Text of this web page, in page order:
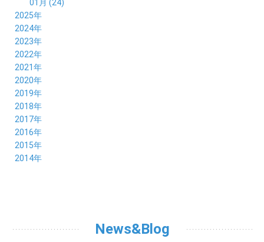
01月 (24)
2025年
12月 (14)
11月 (17)
10月 (21)
09月 (20)
08月 (20)
07月 (18)
06月 (22)
05月 (21)
04月 (19)
03月 (19)
02月 (19)
01月 (21)
2024年
12月 (19)
11月 (21)
10月 (23)
09月 (23)
08月 (20)
07月 (21)
06月 (22)
05月 (18)
04月 (26)
03月 (23)
02月 (29)
2023年
12月 (19)
11月 (19)
10月 (20)
09月 (22)
08月 (24)
07月 (26)
06月 (25)
05月 (28)
04月 (26)
03月 (30)
2022年
12月 (36)
11月 (16)
10月 (22)
09月 (20)
08月 (18)
07月 (21)
06月 (23)
05月 (25)
04月 (20)
2021年
12月 (18)
11月 (19)
10月 (20)
09月 (24)
08月 (35)
07月 (17)
06月 (25)
05月 (31)
2020年
12月 (19)
11月 (23)
10月 (24)
09月 (29)
08月 (26)
07月 (25)
06月 (21)
2019年
12月 (26)
11月 (21)
10月 (26)
09月 (26)
08月 (31)
07月 (22)
2018年
12月 (22)
11月 (28)
10月 (23)
09月 (27)
08月 (24)
2017年
12月 (20)
11月 (22)
10月 (21)
2016年
12月 (26)
11月 (21)
2015年
12月 (36)
06月 (15)
2014年
News&Blog